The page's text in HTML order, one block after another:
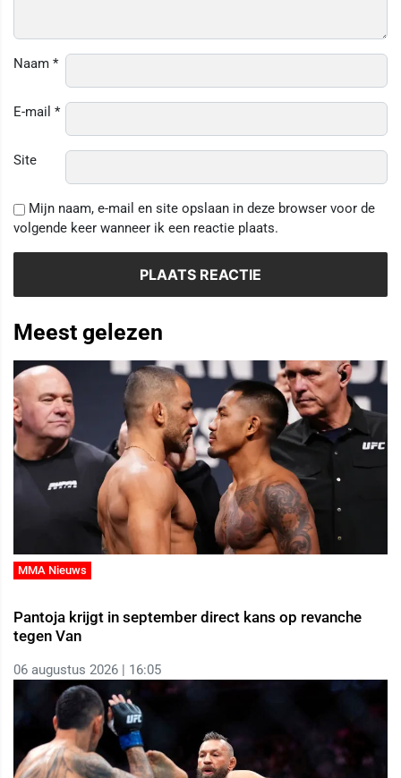
Naam *
E-mail *
Site
Mijn naam, e-mail en site opslaan in deze browser voor de
volgende keer wanneer ik een reactie plaats.
Meest gelezen
MMA Nieuws
Pantoja krijgt in september direct kans op revanche
tegen Van
06 augustus 2026 | 16:05